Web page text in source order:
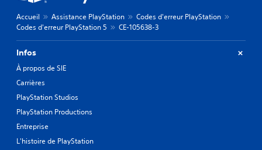
Accueil Assistance PlayStation
Codes d'erreur PlayStation
Codes d'erreur PlayStation 5
CE-105638-3
Infos
À propos de SIE
Carrières
PlayStation Studios
PlayStation Productions
Entreprise
L'histoire de PlayStation